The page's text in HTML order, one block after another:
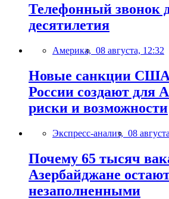
Телефонный звонок
десятилетия
Америка, 08 августа, 12:32
Новые санкции США
России создают для
риски и возможности
Экспресс-анализ, 08
Почему 65 тысяч
Азербайджане
незаполненными